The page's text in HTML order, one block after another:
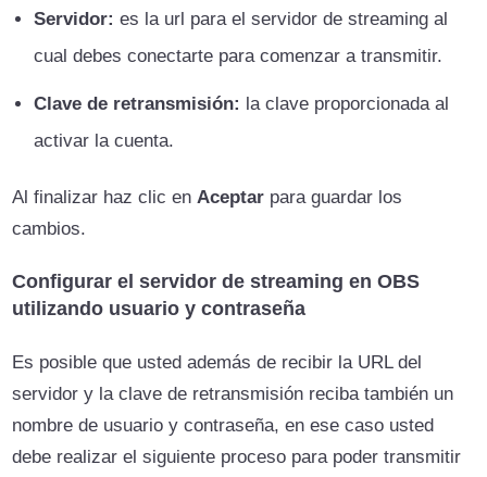
Servidor: es la url para el servidor de streaming al
cual debes conectarte para comenzar a transmitir.
Clave de retransmisión: la clave proporcionada al
activar la cuenta.
Al finalizar haz clic en Aceptar para guardar los
cambios.
Configurar el servidor de streaming en OBS
utilizando usuario y contraseña
Es posible que usted además de recibir la URL del
servidor y la clave de retransmisión reciba también un
nombre de usuario y contraseña, en ese caso usted
debe realizar el siguiente proceso para poder transmitir